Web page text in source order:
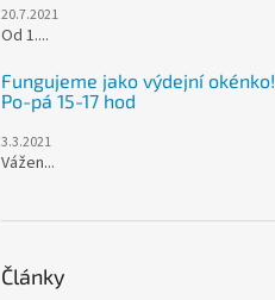
20.7.2021
Od 1....
Fungujeme jako výdejní okénko!
Po-pá 15-17 hod
3.3.2021
Vážen...
Články